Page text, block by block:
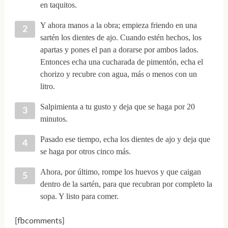
en taquitos.
Y ahora manos a la obra; empieza friendo en una
sartén los dientes de ajo. Cuando estén hechos, los
apartas y pones el pan a dorarse por ambos lados.
Entonces echa una cucharada de pimentón, echa el
chorizo y recubre con agua, más o menos con un
litro.
Salpimienta a tu gusto y deja que se haga por 20
minutos.
Pasado ese tiempo, echa los dientes de ajo y deja que
se haga por otros cinco más.
Ahora, por último, rompe los huevos y que caigan
dentro de la sartén, para que recubran por completo la
sopa. Y listo para comer.
[fbcomments]